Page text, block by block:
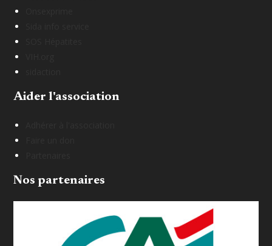
Aider l'association
Nos partenaires